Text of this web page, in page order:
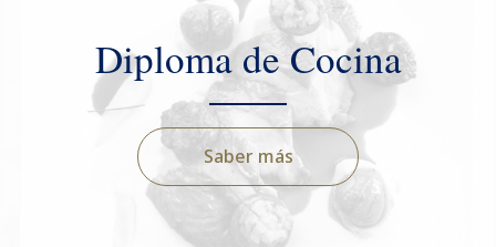
Diploma de Cocina
Saber más